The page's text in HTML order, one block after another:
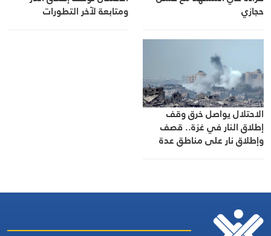
حجازي ومتابعة لآخر التطورات
الاحتلال يواصل خرق وقف
إطلاق النار في غزة.. قصف
وإطلاق نار على مناطق عدة